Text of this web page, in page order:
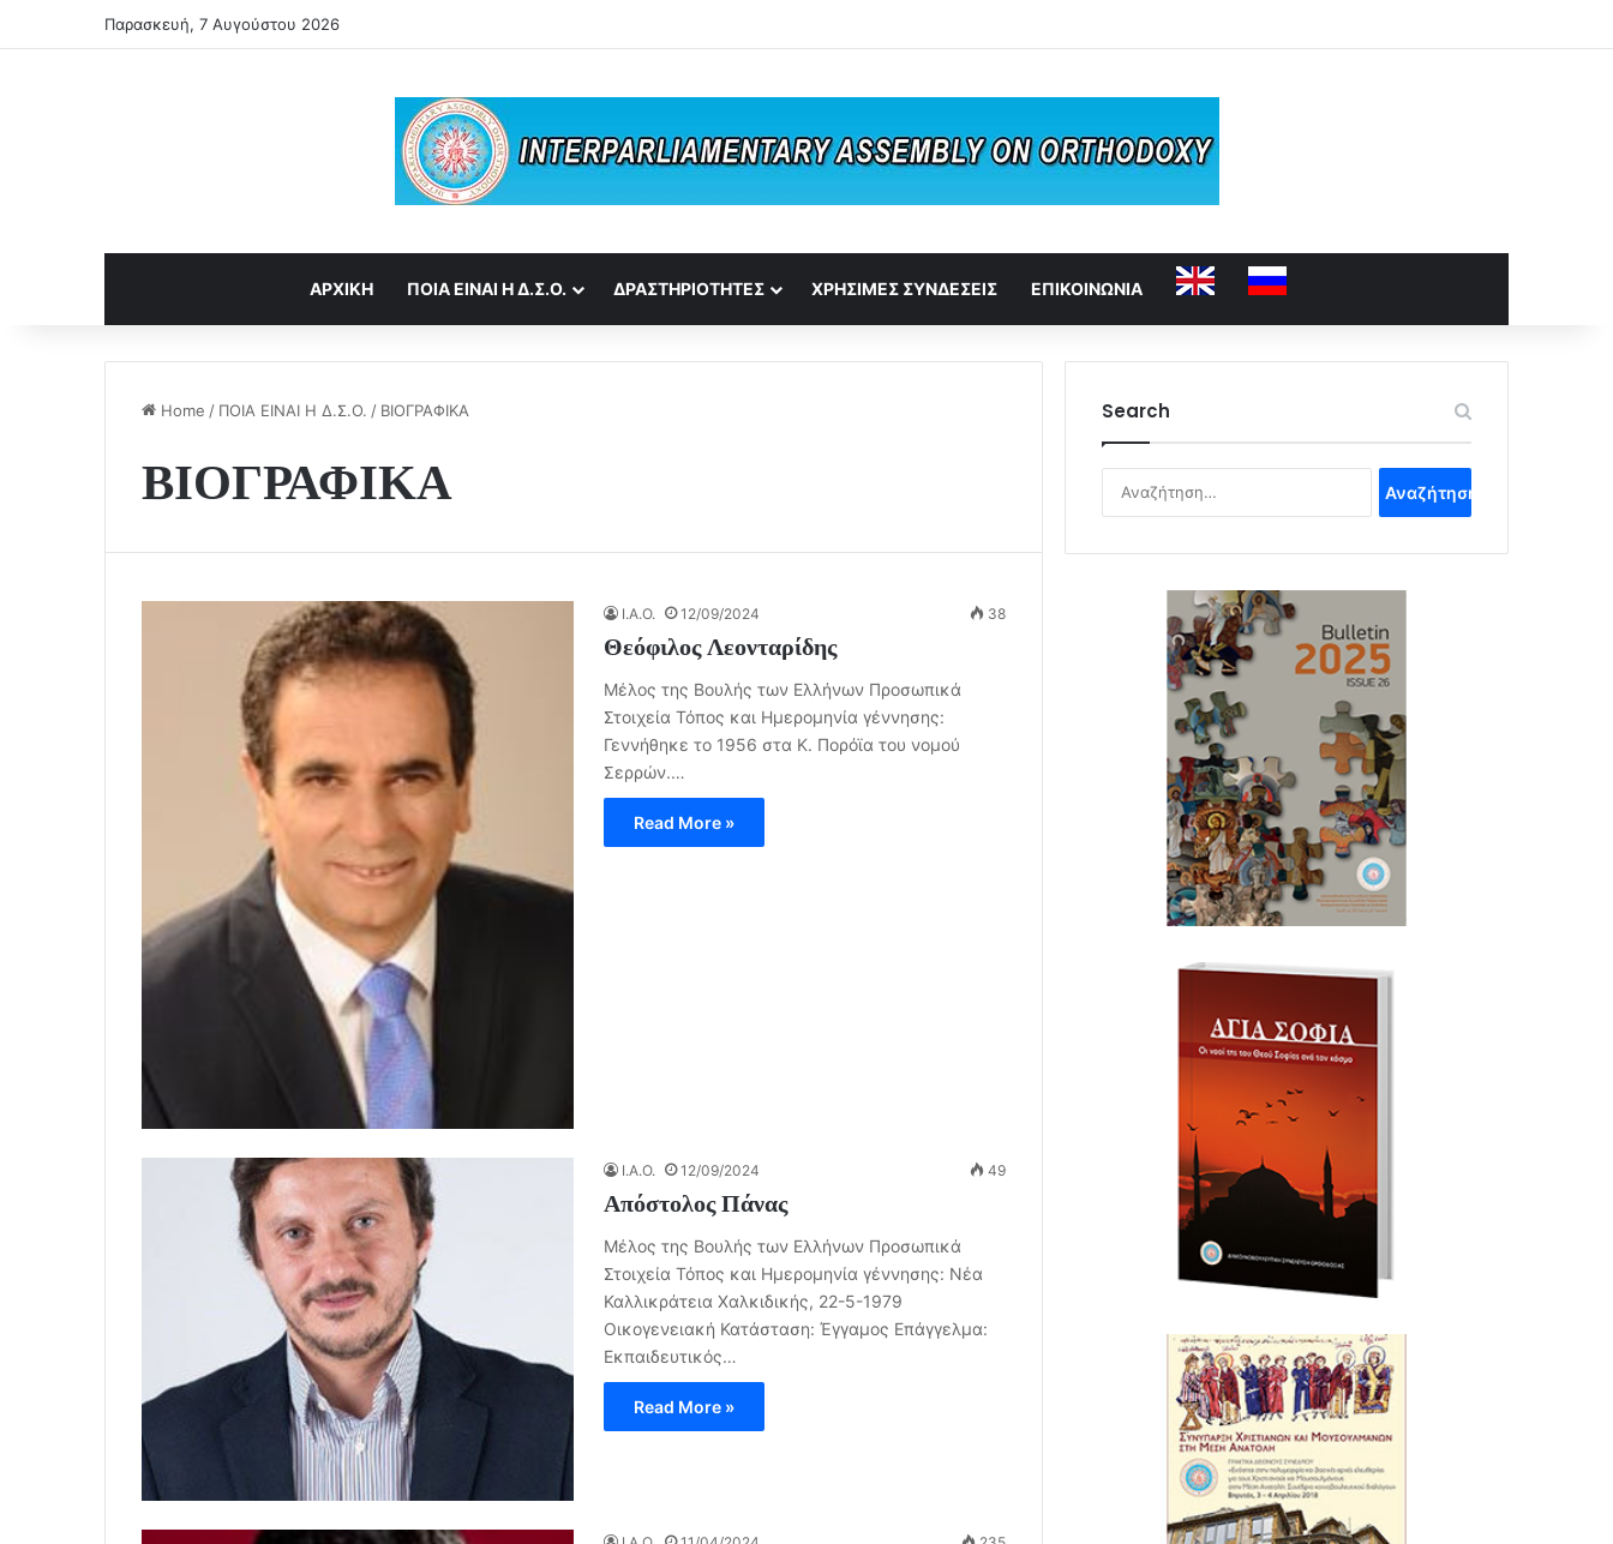
Παρασκευή, 7 Αυγούστου 2026
ΑΡΧΙΚΗ ΠΟΙΑ ΕΙΝΑΙ Η Δ.Σ.Ο. ΔΡΑΣΤΗΡΙΟΤΗΤΕΣ ΧΡΗΣΙΜΕΣ ΣΥΝΔΕΣΕΙΣ ΕΠΙΚΟΙΝΩΝΙΑ
Home / ΠΟΙΑ ΕΙΝΑΙ Η Δ.Σ.Ο. / ΒΙΟΓΡΑΦΙΚΑ
ΒΙΟΓΡΑΦΙΚΑ
I.A.O. 12/09/2024 38
Θεόφιλος Λεονταρίδης
Μέλος της Βουλής των Ελλήνων Προσωπικά
Στοιχεία Τόπος και Ημερομηνία γέννησης:
Γεννήθηκε το 1956 στα Κ. Πορόϊα του νομού
Σερρών.…
Read More »
I.A.O. 12/09/2024 49
Απόστολος Πάνας
Μέλος της Βουλής των Ελλήνων Προσωπικά
Στοιχεία Τόπος και Ημερομηνία γέννησης: Νέα
Καλλικράτεια Χαλκιδικής, 22-5-1979
Οικογενειακή Κατάσταση: Έγγαμος Επάγγελμα:
Εκπαιδευτικός…
Read More »
Search
για: